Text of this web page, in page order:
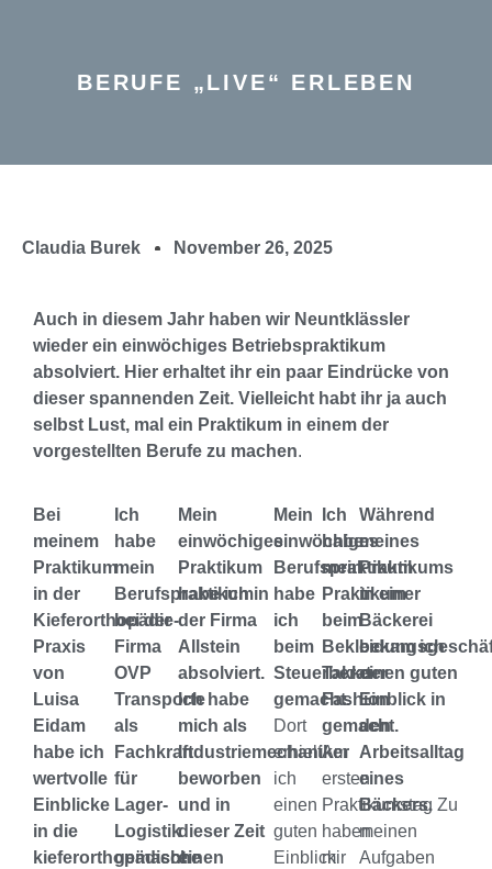
BERUFE „LIVE“ ERLEBEN
Claudia Burek November 26, 2025
Auch in diesem Jahr haben wir Neuntklässler
wieder ein einwöchiges Betriebspraktikum
absolviert. Hier erhaltet ihr ein paar Eindrücke von
dieser spannenden Zeit. Vielleicht habt ihr ja auch
selbst Lust, mal ein Praktikum in einem der
vorgestellten Berufe zu machen.
Bei
meinem
Praktikum
in der
Kieferorthopädie-
Praxis
von
Luisa
Eidam
habe ich
wertvolle
Einblicke
in die
kieferorthopädische
Ich
habe
mein
Berufspraktikum
bei der
Firma
OVP
Transporte
als
Fachkraft
für
Lager-
Logistik
gemacht.
Mein
einwöchiges
Praktikum
habe ich in
der Firma
Allstein
absolviert.
Ich habe
mich als
Industriemechaniker
beworben
und in
dieser Zeit
einen
Mein
einwöchiges
Berufspraktikum
habe
ich
beim
Steuerberater
gemacht.
Dort
erhielt
ich
einen
guten
Einblick
Ich
habe
mein
Praktikum
beim
Takko
Fashion
gemacht.
Am
ersten
Praktikumstag
haben
mir
Während
meines
Praktikums
in einer
Bäckerei
bekam ich
einen guten
Einblick in
den
Arbeitsalltag
eines
Bäckers.Zu
meinen
Aufgaben